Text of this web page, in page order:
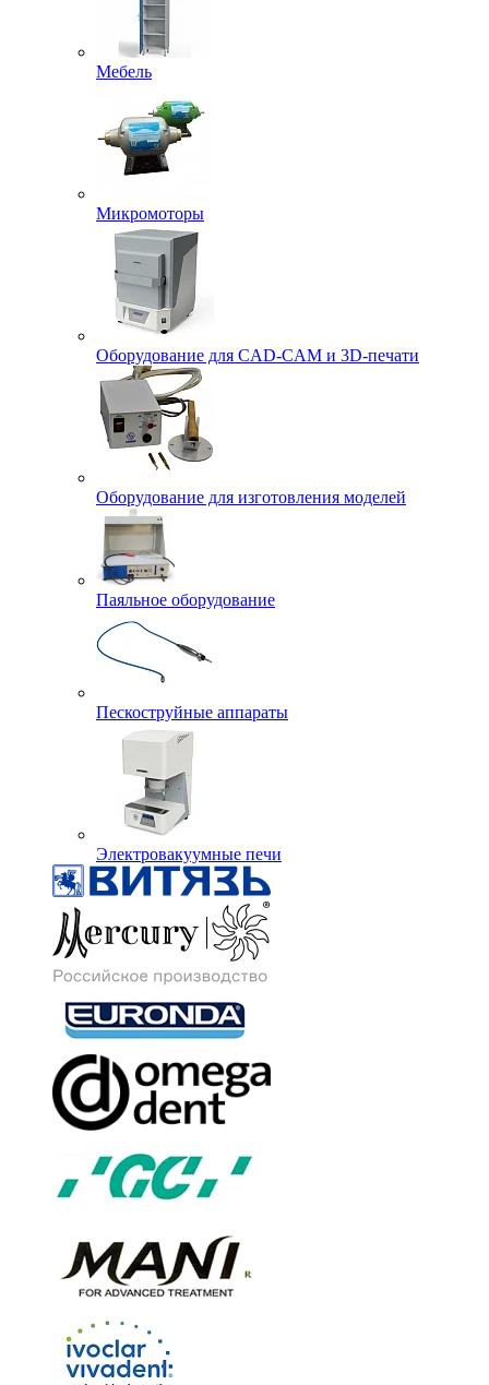
Мебель
Микромоторы
Оборудование для CAD-CAM и 3D-печати
Оборудование для изготовления моделей
Паяльное оборудование
Пескоструйные аппараты
Электровакуумные печи